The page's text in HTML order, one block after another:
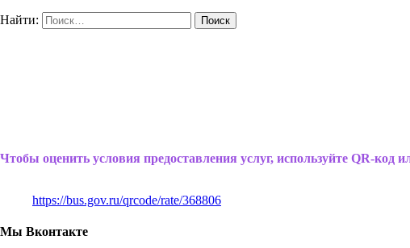
Найти:
Чтобы оценить условия предоставления услуг, используйте QR-код
https://bus.gov.ru/qrcode/rate/368806
Мы Вконтакте